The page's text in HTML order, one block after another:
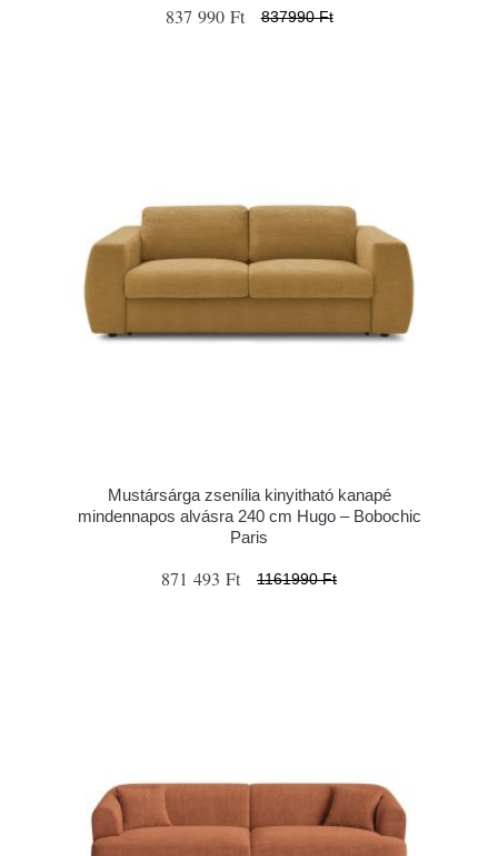
837 990 Ft 837990 Ft
Mustársárga zsenília kinyitható kanapé
mindennapos alvásra 240 cm Hugo – Bobochic
Paris
871 493 Ft 1161990 Ft